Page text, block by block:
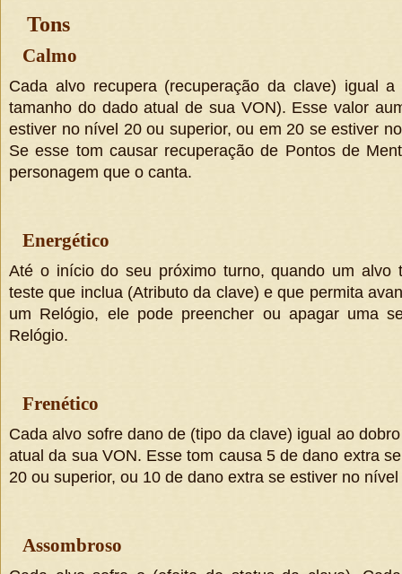
Tons
Calmo
Cada alvo recupera (recuperação da clave) igual a
tamanho do dado atual de sua VON). Esse valor
estiver no nível 20 ou superior, ou em 20 se estiver
Se esse tom causar recuperação de Pontos de
personagem que o canta.
Energético
Até o início do seu próximo turno, quando um alvo
teste que inclua (Atributo da clave)e que permita
um Relógio, ele pode preencher ou apagar uma
Relógio.
Frenético
Cada alvo sofre dano de (tipo da clave) igual ao
atual da sua VON. Esse tom causa 5 de dano extra
20 ou superior, ou 10 de dano extra se estiver no
Assombroso